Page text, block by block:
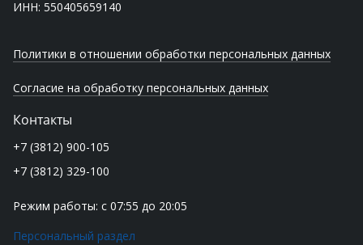
ИНН: 550405659140
Политики в отношении обработки персональных данных
Согласие на обработку персональных данных
Контакты
+7 (3812) 900-105
+7 (3812) 329-100
Режим работы: с 07:55 до 20:05
Персональный раздел